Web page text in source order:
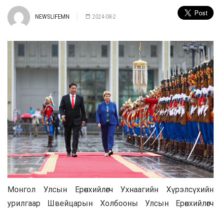
NEWSLIFEMN 2024-08-2
Монгол Улсын Ерөнхийлөгч Ухнаагийн Хүрэлсүхийн
урилгаар Швейцарын Холбооны Улсын Ерөнхийлөгч